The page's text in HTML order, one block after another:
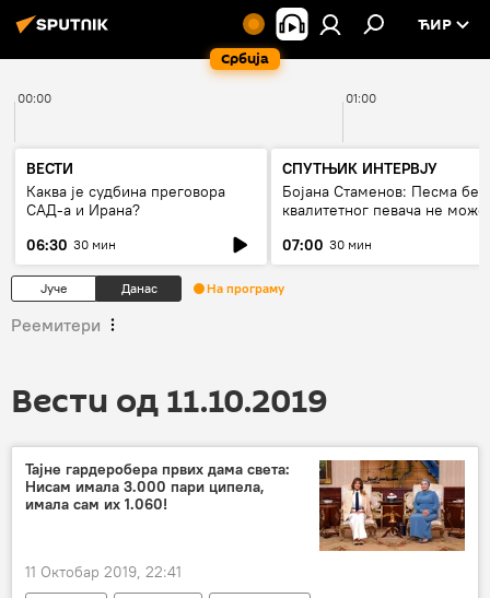
Србија
ЋИР
00:00 01:00
ВЕСТИ
Каква је судбина преговора
САД-а и Ирана?
06:30 30 мин
СПУТЊИК ИНТЕРВЈУ
Бојана Стаменов: Песма без
квалитетног певача не може
07:00 30 мин
Јуче Данас На програму
Реемитери
Вести од 11.10.2019
Тајне гардеробера првих дама света:
Нисам имала 3.000 пари ципела,
имала сам их 1.060!
11 Октобар 2019, 22:41